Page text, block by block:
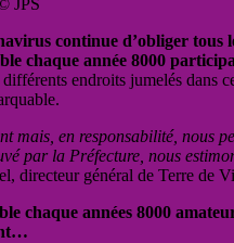
JPS
continue d’obliger tous
chaque année 8000
endroits jumelés dans
mais, en responsabilité, nous
par la Préfecture, nous
directeur général de Terre de
chaque années 8000